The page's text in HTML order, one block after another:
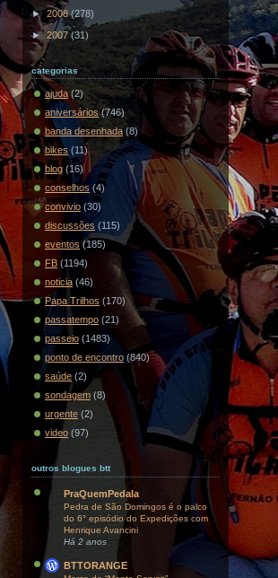
► 2008(278)
► 2007(31)
categorias
ajuda (2)
aniversários (746)
banda desenhada (8)
bikes (11)
blog (16)
conselhos (4)
convivio (30)
discussões (115)
eventos (185)
FB (1194)
noticia (46)
Papa Trilhos (170)
passatempo (21)
passeio (1483)
ponto de encontro (840)
saúde (2)
sondagem (8)
urgente (2)
video (97)
outros blogues btt
PraQuemPedala
Pedra de São Domingos é o palco
do 6° episódio do Expedições com
Henrique Avancini
Há 2 anos
BTTORANGE